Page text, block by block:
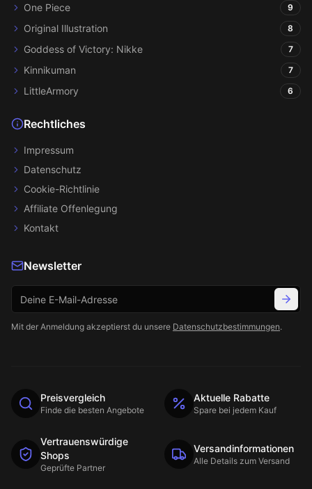
One Piece 9
Original Illustration 8
Goddess of Victory: Nikke 7
Kinnikuman 7
LittleArmory 6
Rechtliches
Impressum
Datenschutz
Cookie-Richtlinie
Affiliate Offenlegung
Kontakt
Newsletter
Mit der Anmeldung akzeptierst du unsere Datenschutzbestimmungen.
Preisvergleich
Finde die besten Angebote
Aktuelle Rabatte
Spare bei jedem Kauf
Vertrauenswürdige
Shops
Geprüfte Partner
Versandinformationen
Alle Details zum Versand